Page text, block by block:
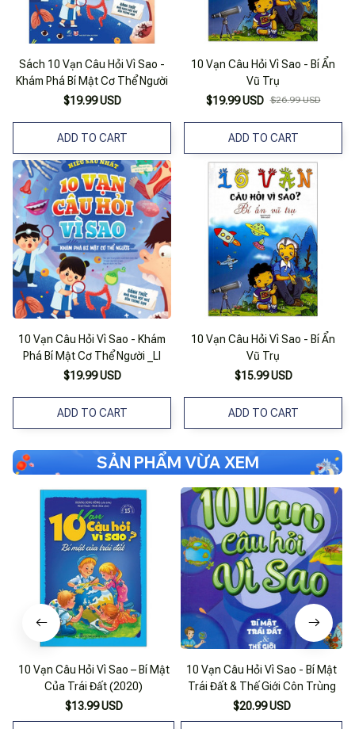
Sách 10 Vạn Câu Hỏi Vì Sao -
Khám Phá Bí Mật Cơ Thể Người
$19.99 USD
ADD TO CART
10 Vạn Câu Hỏi Vì Sao - Bí Ẩn
Vũ Trụ
$19.99 USD $26.99 USD
ADD TO CART
10 Vạn Câu Hỏi Vì Sao - Khám
Phá Bí Mật Cơ Thể Người _Ll
$19.99 USD
ADD TO CART
10 Vạn Câu Hỏi Vì Sao - Bí Ẩn
Vũ Trụ
$15.99 USD
ADD TO CART
SẢN PHẨM VỪA XEM
10 Vạn Câu Hỏi Vì Sao – Bí Mật
Của Trái Đất (2020)
$13.99 USD
10 Vạn Câu Hỏi Vì Sao - Bí Mật
Trái Đất & Thế Giới Côn Trùng
$20.99 USD